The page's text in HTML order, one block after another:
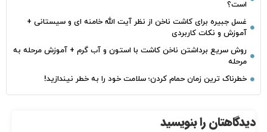
است؟
غسل جبیره برای کاشت ناخن از نظر آیت الله خامنه ای و سیستانی +
آموزش و نکات کاربردی
روش سریع برداشتن ناخن کاشت با استون و آب گرم + آموزش مرحله به
مرحله
خطرناک‌ ترین زمان‌ حمام کردن؛ سلامت خود را به خطر نیندازید!
دیدگاهتان را بنویسید